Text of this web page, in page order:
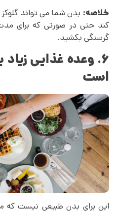
خلاصه: بدن شما می‌ تواند گلوکز
کند حتی در صورتی که برای
گرسنگی بکشید.
۶. وعده غذایی
است
این برای بدن طبیعی نیست